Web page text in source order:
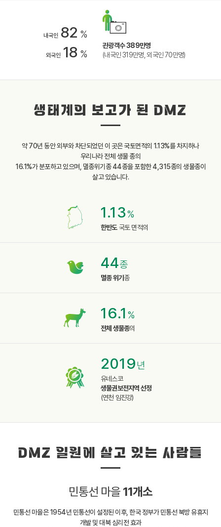
내국인 82 %
외국인 18 %
관광객수 389만명
(내국인 319만명, 외국인 70만명)
생태계의 보고가 된 DMZ
약 70년 동안 외부와 차단되었던 이 곳은 국토면적의 1.13%를 차지하나
우리나라 전체 생물 종의
16.1%가 분포하고 있으며, 멸종위기종 44종을 포함한 4,315종의 생물종이
살고 있습니다.
1.13%
한반도국토 면적의
44종
멸종 위기 종
16.1 %
전체 생물종의
2019년
유네스코
생물권보전지역 선정
(연천 임진강)
DMZ 일원에 살고 있는 사람들
민통선 마을 11개소
민통선 마을은 1954년 민통선이 설정된 이후, 한국 정부가 민통선 북방 유휴지
개발 및 대북 심리전 효과